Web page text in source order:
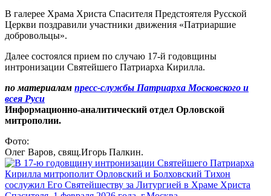
В галерее Храма Христа Спасителя Предстоятеля Русской
Церкви поздравили участники движения «Патриаршие
добровольцы».
Далее состоялся прием по случаю 17-й годовщины
интронизации Святейшего Патриарха Кирилла.
по материалам пресс-службы Патриарха Московского и
всея Руси
Информационно-аналитический отдел Орловской
митрополии.
Фото:
Олег Варов, свящ.Игорь Палкин.